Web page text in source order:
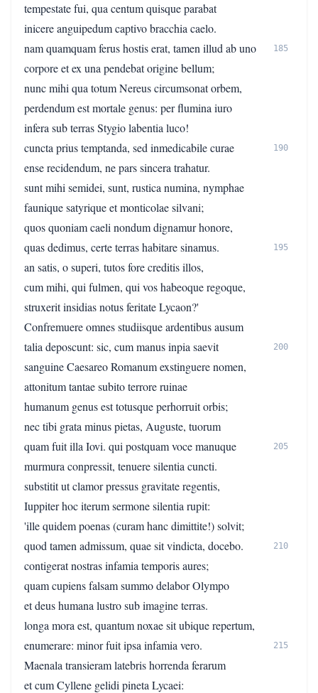
tempestate fui, qua centum quisque parabat
inicere anguipedum captivo bracchia caelo.
nam quamquam ferus hostis erat, tamen illud ab uno
185
corpore et ex una pendebat origine bellum;
nunc mihi qua totum Nereus circumsonat orbem,
perdendum est mortale genus: per flumina iuro
infera sub terras Stygio labentia luco!
cuncta prius temptanda, sed inmedicabile curae
190
ense recidendum, ne pars sincera trahatur.
sunt mihi semidei, sunt, rustica numina, nymphae
faunique satyrique et monticolae silvani;
quos quoniam caeli nondum dignamur honore,
quas dedimus, certe terras habitare sinamus.
195
an satis, o superi, tutos fore creditis illos,
cum mihi, qui fulmen, qui vos habeoque regoque,
struxerit insidias notus feritate Lycaon?'
Confremuere omnes studiisque ardentibus ausum
talia deposcunt: sic, cum manus inpia saevit
200
sanguine Caesareo Romanum exstinguere nomen,
attonitum tantae subito terrore ruinae
humanum genus est totusque perhorruit orbis;
nec tibi grata minus pietas, Auguste, tuorum
quam fuit illa Iovi. qui postquam voce manuque
205
murmura conpressit, tenuere silentia cuncti.
substitit ut clamor pressus gravitate regentis,
Iuppiter hoc iterum sermone silentia rupit:
'ille quidem poenas (curam hanc dimittite!) solvit;
quod tamen admissum, quae sit vindicta, docebo.
210
contigerat nostras infamia temporis aures;
quam cupiens falsam summo delabor Olympo
et deus humana lustro sub imagine terras.
longa mora est, quantum noxae sit ubique repertum,
enumerare: minor fuit ipsa infamia vero.
215
Maenala transieram latebris horrenda ferarum
et cum Cyllene gelidi pineta Lycaei: